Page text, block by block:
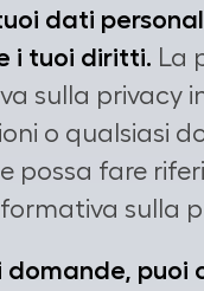
dati
i tuoi diritti. La
sulla privacy
o qualsiasi
possa fare
sulla
domande,